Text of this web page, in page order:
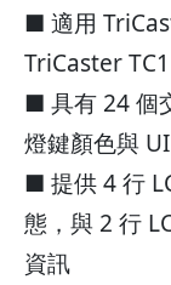
■ 適用
TriCaster TC1
■ 具有 24 個
燈鍵顏色與
■ 提供 4 行
態，與 2 行
資訊